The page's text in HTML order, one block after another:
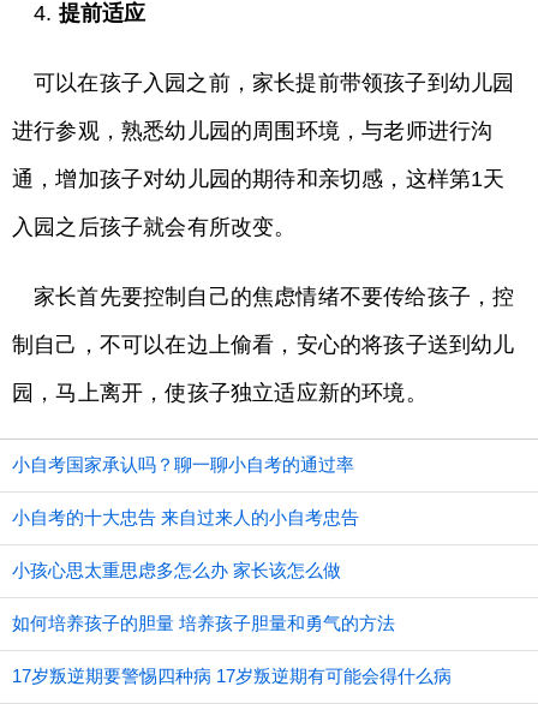
4. 提前适应
可以在孩子入园之前，家长提前带领孩子到幼儿园
进行参观，熟悉幼儿园的周围环境，与老师进行沟
通，增加孩子对幼儿园的期待和亲切感，这样第1天
入园之后孩子就会有所改变。
家长首先要控制自己的焦虑情绪不要传给孩子，控
制自己，不可以在边上偷看，安心的将孩子送到幼儿
园，马上离开，使孩子独立适应新的环境。
小自考国家承认吗？聊一聊小自考的通过率
小自考的十大忠告 来自过来人的小自考忠告
小孩心思太重思虑多怎么办 家长该怎么做
如何培养孩子的胆量 培养孩子胆量和勇气的方法
17岁叛逆期要警惕四种病 17岁叛逆期有可能会得什么病